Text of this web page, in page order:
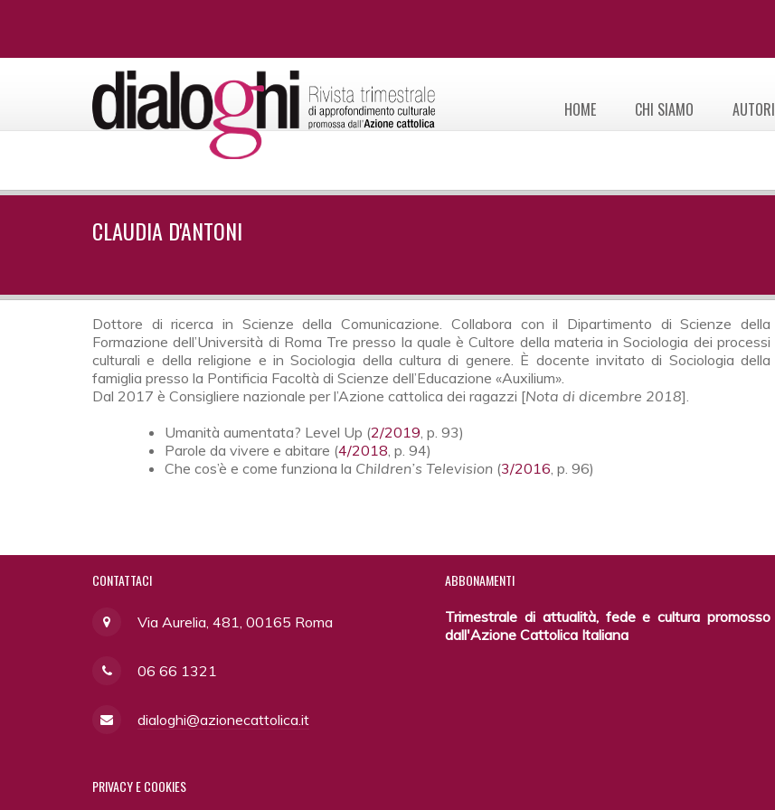
HOME CHI SIAMO AUTORI
CLAUDIA D'ANTONI
Dottore di ricerca in Scienze della Comunicazione. Collabora con il Dipartimento di Scienze della
Formazione dell’Università di Roma Tre presso la quale è Cultore della materia in Sociologia dei processi
culturali e della religione e in Sociologia della cultura di genere. È docente invitato di Sociologia della
famiglia presso la Pontificia Facoltà di Scienze dell’Educazione «Auxilium».
Dal 2017 è Consigliere nazionale per l’Azione cattolica dei ragazzi [Nota di dicembre 2018].
Umanità aumentata? Level Up (2/2019, p. 93)
Parole da vivere e abitare (4/2018, p. 94)
Che cos’è e come funziona la Children’s Television (3/2016, p. 96)
CONTATTACI
Via Aurelia, 481, 00165 Roma
06 66 1321
dialoghi@azionecattolica.it
PRIVACYE COOKIES
ABBONAMENTI
Trimestrale di attualità, fede e cultura promosso
dall'Azione Cattolica Italiana